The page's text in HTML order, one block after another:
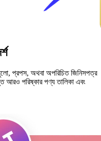
প্রপস, অথবা অপরিচিত জিনিসপত্র
আরও পরিষ্কার পণ্য তালিকা এবং